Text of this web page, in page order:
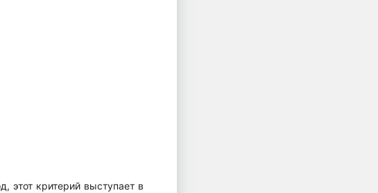
этот критерий выступает в